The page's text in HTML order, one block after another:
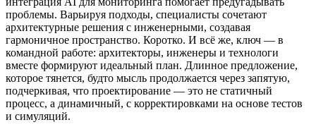
проблемы. Варьируя подходы, специалисты сочетают
архитектурные решения с инженерными, создавая
гармоничное пространство. Коротко. И всё же, ключ — в
командной работе: архитекторы, инженеры и технологи
вместе формируют идеальный план. Длинное предложение,
которое тянется, будто мысль продолжается через запятую,
подчеркивая, что проектирование — это не статичный
процесс, а динамичный, с корректировками на основе тестов
и симуляций.